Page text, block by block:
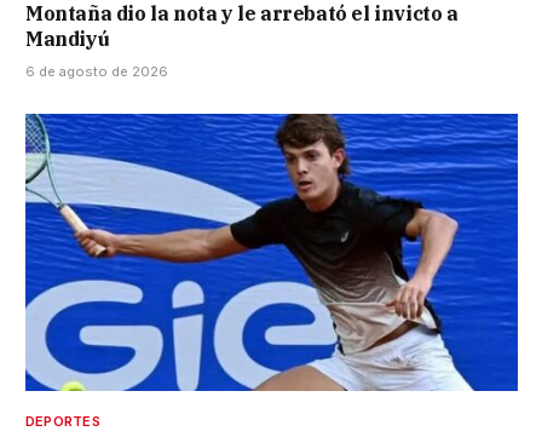
Montaña dio la nota y le arrebató el invicto a
Mandiyú
6 de agosto de 2026
DEPORTES